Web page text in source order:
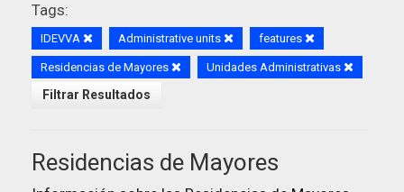
Tags:
IDEVVA Administrative units features
Residencias de Mayores Unidades Administrativas
Filtrar Resultados
Residencias de Mayores